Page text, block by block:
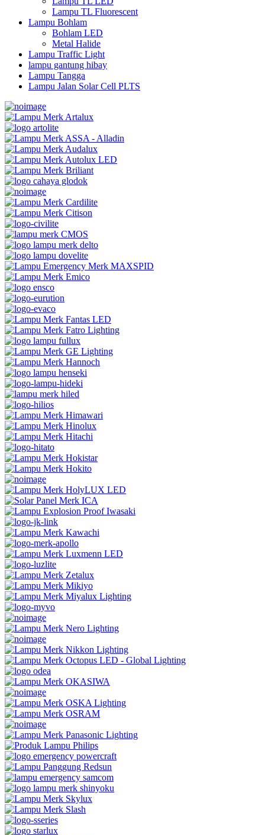
Lampu TL Fluorescent
Lampu Bohlam
Bohlam LED
Metal Halide
Lampu Traffic Light
lampu gantung hibay
Lampu Tangga
Lampu Jalan Solar Cell PLTS